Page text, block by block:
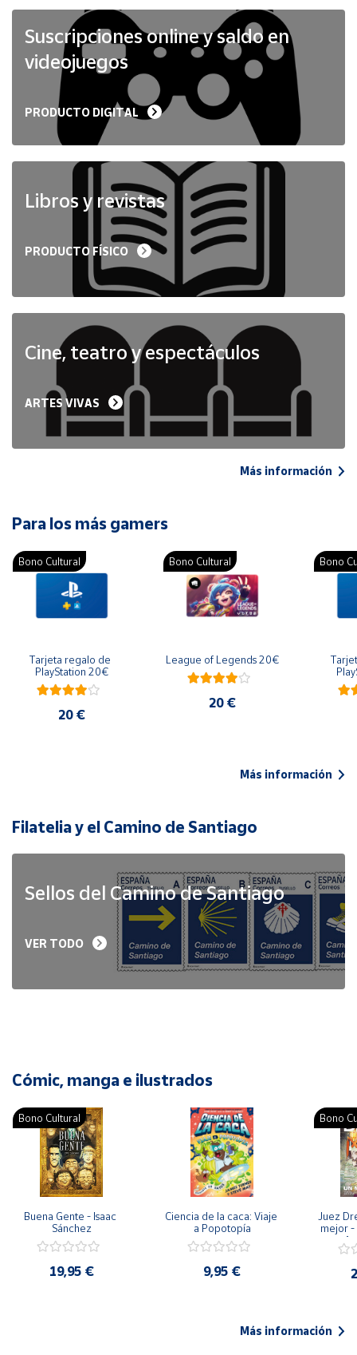
Ubicación
Península
Baleares
Melilla
Suscripciones online y saldo en
videojuegos
PRODUCTO DIGITAL
Libros y revistas
PRODUCTO FÍSICO
Cine, teatro y espectáculos
ARTES VIVAS
Más información
Para los más gamers
Bono Cultural
Tarjeta regalo de
PlayStation 20€
20 €
Bono Cultural
League of Legends 20€
20 €
Bono
Más información
Filatelia y el Camino de Santiago
Sellos del Camino de Santiago
VER TODO
Cómic, manga e ilustrados
Bono Cultural
Buena Gente - Isaac
Sánchez
19,95 €
Ciencia de la caca: Viaje
a Popotopía
9,95 €
Bono
Juez
mejor -
Más información